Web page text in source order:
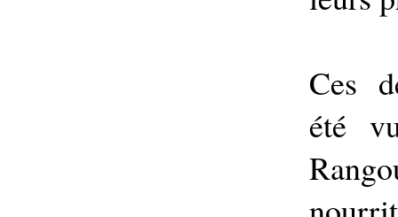
Ces
été